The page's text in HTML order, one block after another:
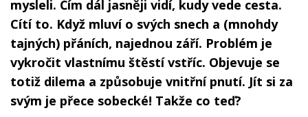
mysleli. Čím dál jasněji vidí, kudy vede cesta.
Cítí to. Když mluví o svých snech a (mnohdy
tajných) přáních, najednou září. Problém je
vykročit vlastnímu štěstí vstříc. Objevuje se
totiž dilema a způsobuje vnitřní pnutí. Jít si za
svým je přece sobecké! Takže co teď?